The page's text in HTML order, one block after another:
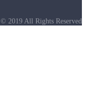
© 2019 All Rights Reserved